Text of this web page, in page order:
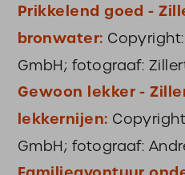
Prikkelend goed -
bronwater:
GmbH; fotograaf:
Gewoon lekker -
lekkernijen:
GmbH; fotograaf: